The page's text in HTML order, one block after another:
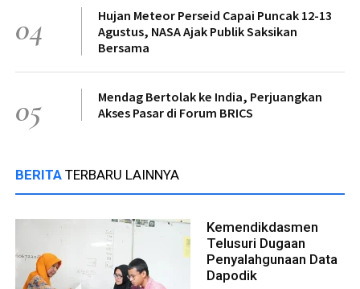
04
Hujan Meteor Perseid Capai Puncak 12-13
Agustus, NASA Ajak Publik Saksikan
Bersama
05
Mendag Bertolak ke India, Perjuangkan
Akses Pasar di Forum BRICS
BERITA TERBARU LAINNYA
Kemendikdasmen
Telusuri Dugaan
Penyalahgunaan Data
Dapodik